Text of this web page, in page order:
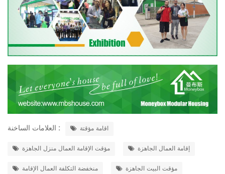
العلامات الساخنة : اقامة مؤقتة
مؤقت الإقامة العمال منزل الجاهزة إقامة العمال الجاهزة
منخفضة التكلفة العمال الإقامة مؤقت البيت الجاهزة